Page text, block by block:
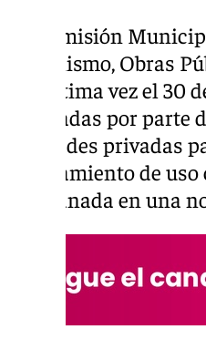
La Comisión
Urbanismo, Obras
por última vez el 30
realizadas por
entidades privadas
equipamiento de
de Granada en una